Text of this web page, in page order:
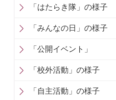
「はたらき隊」の様子
「みんなの日」の様子
「公開イベント」
「校外活動」の様子
「自主活動」の様子